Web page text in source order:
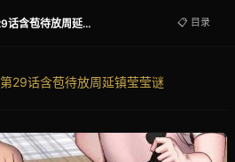
第29话含苞待放周延镇莹莹谜 📋 目录
第29话含苞待放周延镇莹莹谜